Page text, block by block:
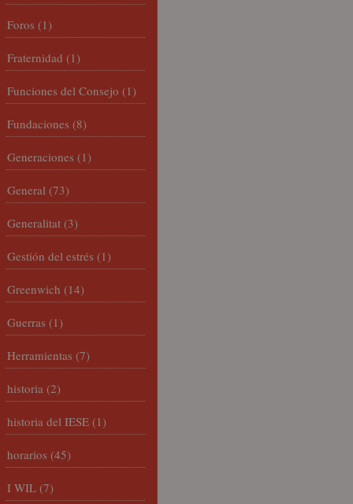
Foros (1)
Fraternidad (1)
Funciones del Consejo (1)
Fundaciones (8)
Generaciones (1)
General (73)
Generalitat (3)
Gestión del estrés (1)
Greenwich (14)
Guerras (1)
Herramientas (7)
historia (2)
historia del IESE (1)
horarios (45)
I WIL (7)